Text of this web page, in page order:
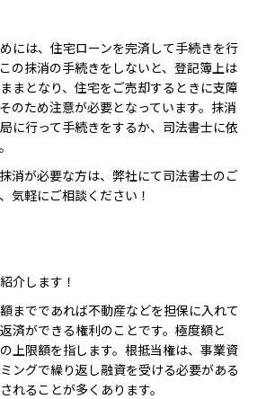
には、住宅ローンを完済して手続きを行
の抹消の手続きをしないと、登記簿上は
まとなり、住宅をご売却するときに支障
のため注意が必要となっています。抹消
に行って手続きをするか、司法書士に依
消が必要な方は、弊社にて司法書士のご
気軽にご相談ください！
介します！
までであれば不動産などを担保に入れて
済ができる権利のことです。極度額と
上限額を指します。根抵当権は、事業資
ングで繰り返し融資を受ける必要がある
れることが多くあります。